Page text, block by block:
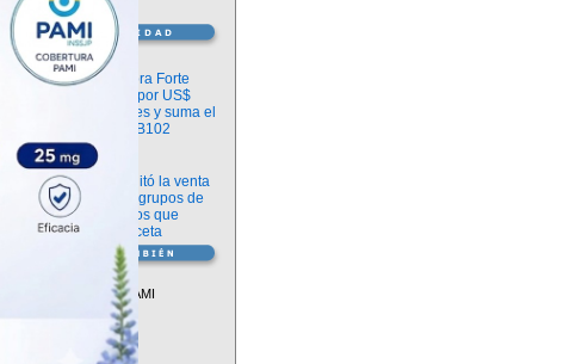
Información
argenx compra Forte
Biosciences por US$
2.200 millones y suma el
anticuerpo FB102
Información
ANMAT habilitó la venta
libre de diez grupos de
medicamentos que
requerían receta
Vademécum
Descuentos PAMI